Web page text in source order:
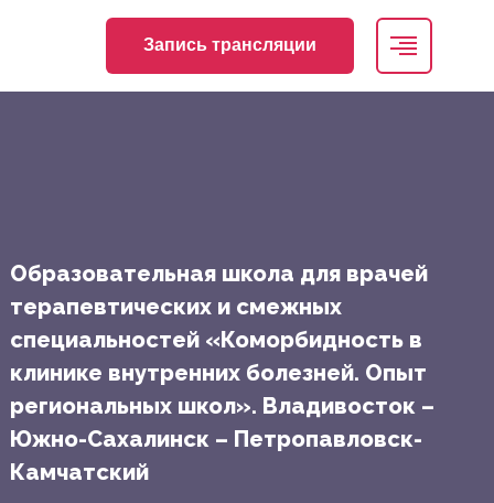
Запись трансляции
Образовательная школа для врачей
терапевтических и смежных
специальностей «Коморбидность в
клинике внутренних болезней. Опыт
региональных школ». Владивосток –
Южно-Сахалинск – Петропавловск-
Камчатский